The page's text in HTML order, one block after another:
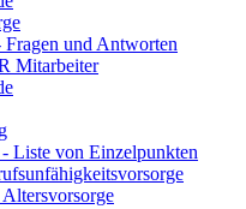
und Antworten
Mitarbeiter
Liste von Einzelpunkten